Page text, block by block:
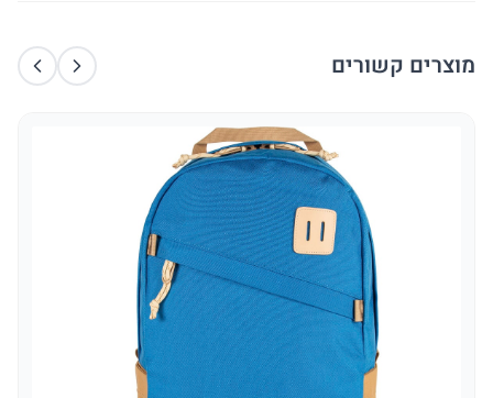
מוצרים קשורים